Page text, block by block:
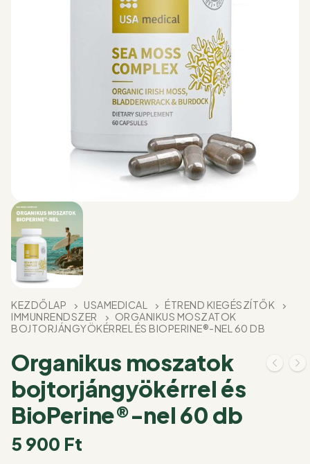
KEZDŐLAP USAMEDICAL
ÉTREND KIEGÉSZÍTŐK
IMMUNRENDSZER
ORGANIKUS MOSZATOK
BOJTORJÁNGYÖKÉRREL ÉS BIOPERINE®-NEL 60 DB
Organikus moszatok
bojtorjángyökérrel és
BioPerine®-nel 60 db
5 900 Ft